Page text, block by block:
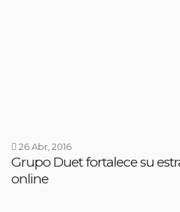
26 Abr, 2016
Grupo Duet fortalece su
online